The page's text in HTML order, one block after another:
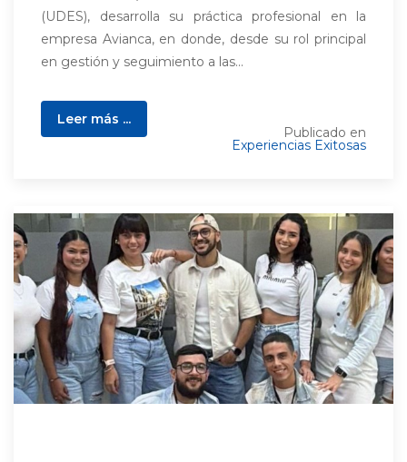
(UDES), desarrolla su práctica profesional en la
empresa Avianca, en donde, desde su rol principal
en gestión y seguimiento a las...
Leer más ...
Publicado en
Experiencias Exitosas